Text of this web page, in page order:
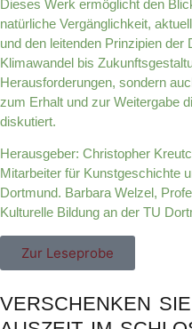
Dieses Werk ermöglicht den
natürliche Vergänglichkeit,
und den leitenden Prinzipien der
Klimawandel bis
Herausforderungen, sondern
zum Erhalt und zur Weitergabe
diskutiert.
Herausgeber: Christopher
Mitarbeiter für Kunstgeschichte
Dortmund. Barbara Welzel,
Kulturelle Bildung an der TU
Zur Leseprobe
VERSCHENKEN